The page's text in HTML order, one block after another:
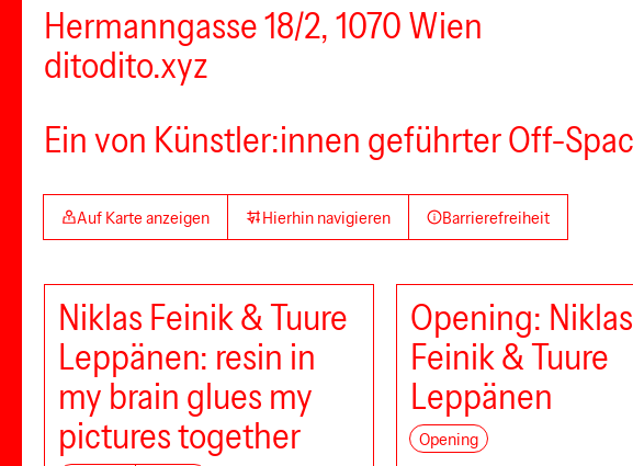
Hermanngasse 18/2, 1070 Wien
ditodito.xyz
Ein von Künstler:innen geführter Off-
Auf Karte anzeigen Hierhin navigieren Barrierefreiheit
Niklas Feinik & Tuure
Leppänen: resin in
my brain glues my
pictures together
Opening: Niklas
Feinik & Tuure
Leppänen
Opening